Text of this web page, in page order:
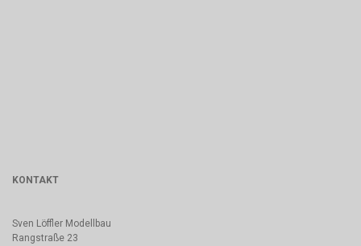
KONTAKT
Sven Löffler Modellbau
Rangstraße 23